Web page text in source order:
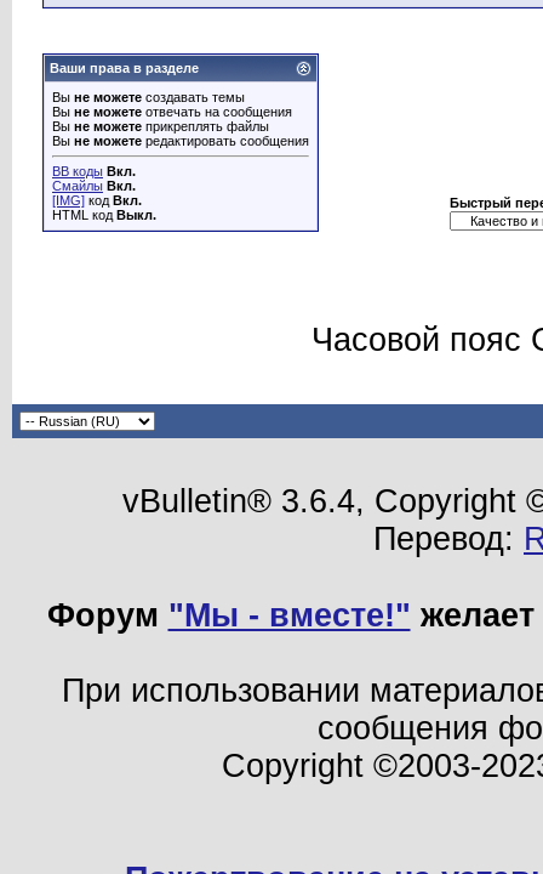
Ваши права в разделе
Вы не можете создавать темы
Вы не можете отвечать на сообщения
Вы не можете прикреплять файлы
Вы не можете редактировать сообщения
BB коды Вкл.
Смайлы Вкл.
[IMG] код Вкл.
HTML код Выкл.
Быстрый
Часовой пояс
vBulletin® 3.6.4, Copyright
Перевод:
Форум "Мы - вместе!"
При использовании
сообщения
Copyright ©2003-